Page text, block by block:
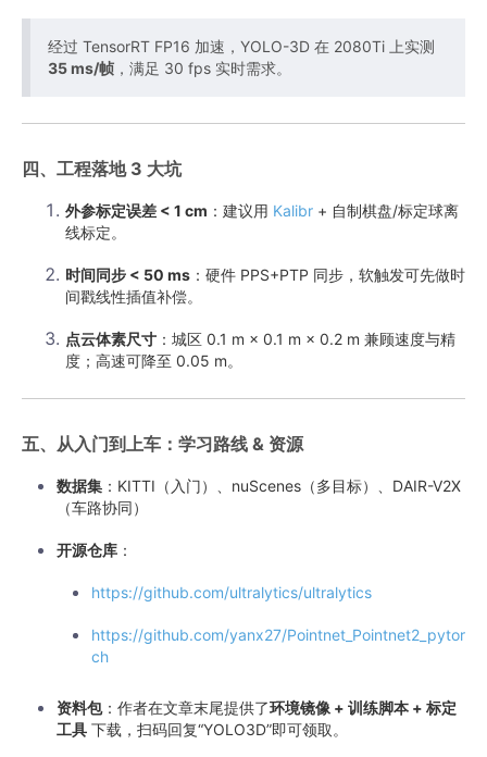
经过 TensorRT FP16 加速，YOLO-3D 在 2080Ti 上实测
35 ms/帧 ，满足 30 fps 实时需求。
四、工程落地 3 大坑
外参标定误差 < 1 cm ：建议用 Kalibr + 自制棋盘/标定球离
线标定。
时间同步 < 50 ms ：硬件 PPS+PTP 同步，软触发可先做时
间戳线性插值补偿。
点云体素尺寸 ：城区 0.1 m × 0.1 m × 0.2 m 兼顾速度与精
度；高速可降至 0.05 m。
五、从入门到上车：学习路线 & 资源
数据集 ：KITTI（入门）、nuScenes（多目标）、DAIR-V2X
（车路协同）
开源仓库 ：
https://github.com/ultralytics/ultralytics
https://github.com/yanx27/Pointnet_Pointnet2_pytor
ch
资料包：作者在文章末尾提供了环境镜像 + 训练脚本 + 标定
工具 下载，扫码回复“YOLO3D”即可领取。